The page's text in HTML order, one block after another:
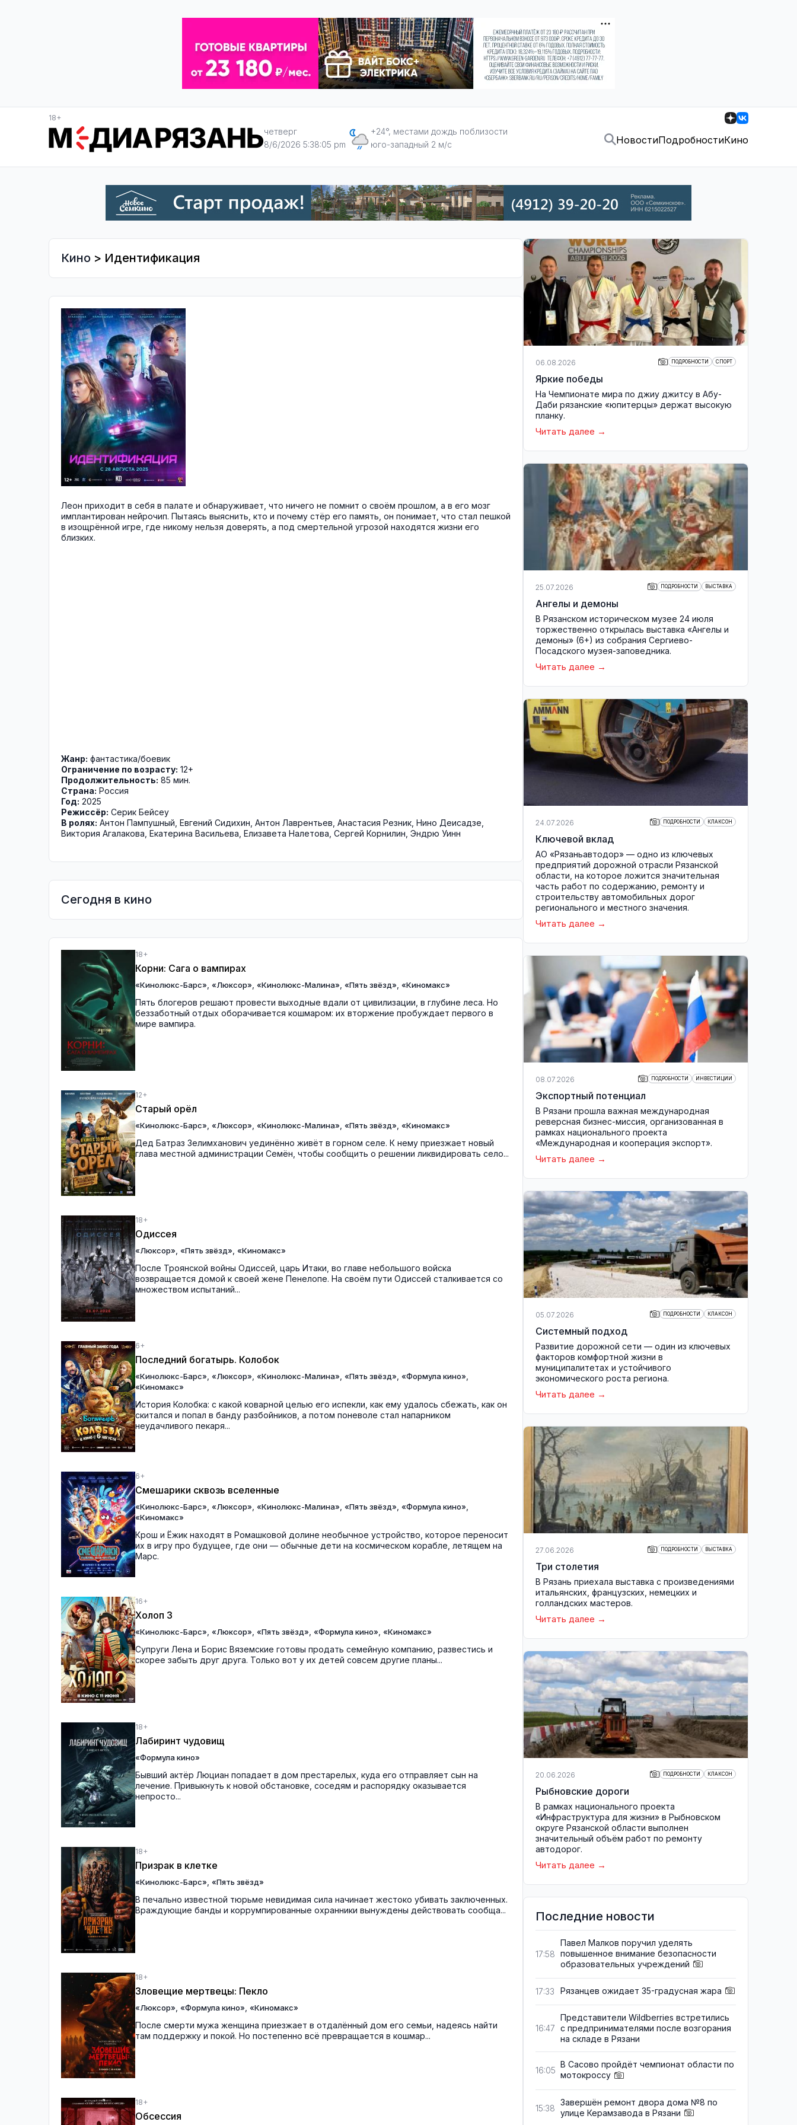
18+
четверг
8/6/2026 5:38:07 pm
+24°, местами дождь поблизости
юго-западный 2 м/с
НовостиПодробностиКино
Кино > Идентификация
Леон приходит в себя в палате и обнаруживает, что ничего не помнит о своём прошлом, а в его мозг
имплантирован нейрочип. Пытаясь выяснить, кто и почему стёр его память, он понимает, что стал пешкой
в изощрённой игре, где никому нельзя доверять, а под смертельной угрозой находятся жизни его
близких.
Жанр: фантастика/боевик
Ограничение по возрасту: 12+
Продолжительность: 85 мин.
Страна: Россия
Год: 2025
Режиссёр: Серик Бейсеу
В ролях: Антон Пампушный Евгений Сидихин Антон Лаврентьев Анастасия Резник Нино Деисадзе
Виктория Агалакова Екатерина Васильева Елизавета Налетова Сергей Корнилин Эндрю Уинн
Сегодня в кино
18+
Корни: Сага о вампирах
«Кинолюкс-Барс» «Люксор» «Кинолюкс-Малина» «Пять звёзд» «Киномакс»
Пять блогеров решают провести выходные вдали от цивилизации, в глубине леса. Но
беззаботный отдых оборачивается кошмаром: их вторжение пробуждает первого в
мире вампира.
12+
Старый орёл
«Кинолюкс-Барс» «Люксор» «Кинолюкс-Малина» «Пять звёзд» «Киномакс»
Дед Батраз Зелимханович уединённо живёт в горном селе. К нему приезжает новый
глава местной администрации Семён, чтобы сообщить о решении ликвидировать село...
18+
Одиссея
«Люксор» «Пять звёзд» «Киномакс»
После Троянской войны Одиссей, царь Итаки, во главе небольшого войска
возвращается домой к своей жене Пенелопе. На своём пути Одиссей сталкивается со
множеством испытаний...
6+
Последний богатырь. Колобок
«Кинолюкс-Барс» «Люксор» «Кинолюкс-Малина» «Пять звёзд» «Формула кино»
«Киномакс»
История Колобка: с какой коварной целью его испекли, как ему удалось сбежать, как он
скитался и попал в банду разбойников, а потом поневоле стал напарником
неудачливого пекаря...
6+
Смешарики сквозь вселенные
«Кинолюкс-Барс», «Люксор», «Кинолюкс-Малина», «Пять звёзд», «Формула кино»,
«Киномакс»
Крош и Ёжик находят в Ромашковой долине необычное устройство, которое переносит
их в игру про будущее, где они — обычные дети на космическом корабле, летящем на
Марс.
16+
Холоп 3
«Кинолюкс-Барс» «Люксор» «Пять звёзд» «Формула кино» «Киномакс»
Супруги Лена и Борис Вяземские готовы продать семейную компанию, развестись и
скорее забыть друг друга. Только вот у их детей совсем другие планы...
18+
Лабиринт чудовищ
«Формула кино»
Бывший актёр Люциан попадает в дом престарелых, куда его отправляет сын на
лечение. Привыкнуть к новой обстановке, соседям и распорядку оказывается
непросто...
18+
Призрак в клетке
«Кинолюкс-Барс», «Пять звёзд»
В печально известной тюрьме невидимая сила начинает жестоко убивать заключенных.
Враждующие банды и коррумпированные охранники вынуждены действовать сообща...
18+
Зловещие мертвецы: Пекло
«Люксор» «Формула кино» «Киномакс»
После смерти мужа женщина приезжает в отдалённый дом его семьи, надеясь найти
там поддержку и покой. Но постепенно всё превращается в кошмар...
18+
Обсессия
06.08.2026 ПОДРОБНОСТИ СПОРТ
Яркие победы
На Чемпионате мира по джиу джитсу в Абу-
Даби рязанские «юпитерцы» держат высокую
планку.
Читать далее
25.07.2026 ПОДРОБНОСТИ ВЫСТАВКА
Ангелы и демоны
В Рязанском историческом музее 24 июля
торжественно открылась выставка «Ангелы и
демоны» (6+) из собрания Сергиево-
Посадского музея-заповедника.
Читать далее
24.07.2026 ПОДРОБНОСТИ КЛАКСОН
Ключевой вклад
АО «Рязаньавтодор» — одно из ключевых
предприятий дорожной отрасли Рязанской
области, на которое ложится значительная
часть работ по содержанию, ремонту и
строительству автомобильных дорог
регионального и местного значения.
Читать далее
08.07.2026 ПОДРОБНОСТИ ИНВЕСТИЦИИ
Экспортный потенциал
В Рязани прошла важная международная
реверсная бизнес-миссия, организованная в
рамках национального проекта
«Международная и кооперация экспорт».
Читать далее
05.07.2026 ПОДРОБНОСТИ КЛАКСОН
Системный подход
Развитие дорожной сети — один из ключевых
факторов комфортной жизни в
муниципалитетах и устойчивого
экономического роста региона.
Читать далее
27.06.2026 ПОДРОБНОСТИ ВЫСТАВКА
Три столетия
В Рязань приехала выставка с произведениями
итальянских, французских, немецких и
голландских мастеров.
Читать далее
20.06.2026 ПОДРОБНОСТИ КЛАКСОН
Рыбновские дороги
В рамках национального проекта
«Инфраструктура для жизни» в Рыбновском
округе Рязанской области выполнен
значительный объём работ по ремонту
автодорог.
Читать далее
Последние новости
17:58
Павел Малков поручил уделять
повышенное внимание безопасности
образовательных учреждений
17:33 Рязанцев ожидает 35-градусная жара
16:47
Представители Wildberries встретились
с предпринимателями после возгорания
на складе в Рязани
16:05
В Сасово пройдёт чемпионат области по
мотокроссу
15:38
Завершён ремонт двора дома №8 по
улице Керамзавода в Рязани